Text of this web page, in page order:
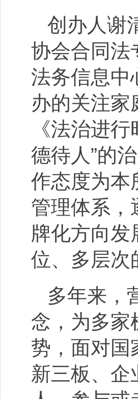
创办人谢
协会合同法
法务信息中
办的关注家
《法治进
德待人”的
作态度为本
管理体系，
牌化方向发
位、多层次
多年来，
念，为多家
势，面对国
新三板、企